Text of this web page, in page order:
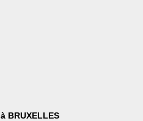
BRUXELLES